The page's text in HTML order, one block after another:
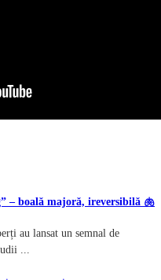
– boală majoră, ireversibilă 🫁
au lansat un semnal de
...